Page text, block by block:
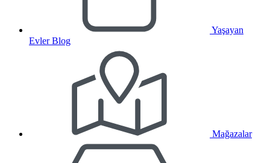
Yaşayan
Evler Blog
Mağazalar